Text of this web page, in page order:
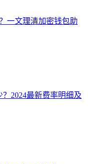
一文理清加密钱包助
2024最新费率明细及